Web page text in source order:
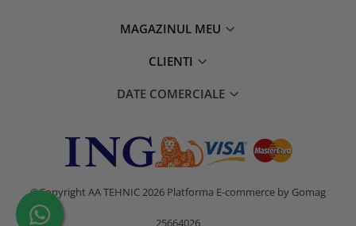
MAGAZINUL MEU
CLIENTI
DATE COMERCIALE
©Copyright AA TEHNIC 2026 Platforma E-commerce by Gomag
25664026